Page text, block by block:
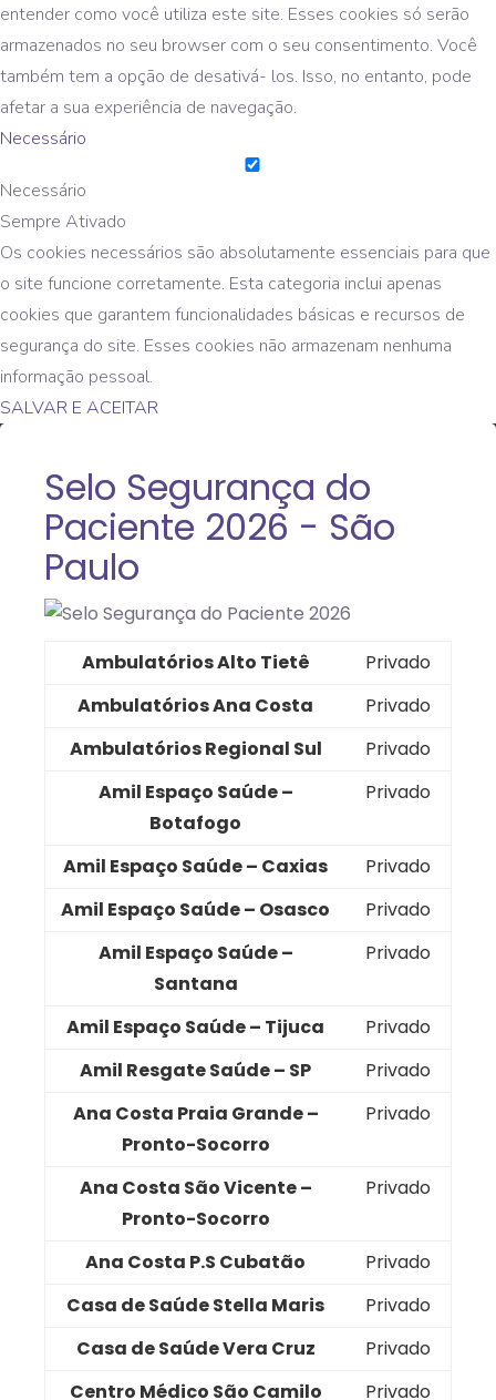
entender como você utiliza este site. Esses cookies só serão
armazenados no seu browser com o seu consentimento. Você
também tem a opção de desativá- los. Isso, no entanto, pode
afetar a sua experiência de navegação.
Necessário
Necessário
Sempre Ativado
Os cookies necessários são absolutamente essenciais para que
o site funcione corretamente. Esta categoria inclui apenas
cookies que garantem funcionalidades básicas e recursos de
segurança do site. Esses cookies não armazenam nenhuma
informação pessoal.
SALVAR E ACEITAR
Selo Segurança do
Paciente 2026 - São
Paulo
Ambulatórios Alto Tietê
Privado
Ambulatórios Ana Costa
Privado
Ambulatórios Regional Sul
Privado
Amil Espaço Saúde –
Botafogo
Privado
Amil Espaço Saúde – Caxias
Privado
Amil Espaço Saúde – Osasco
Privado
Amil Espaço Saúde –
Santana
Privado
Amil Espaço Saúde – Tijuca
Privado
Amil Resgate Saúde – SP
Privado
Ana Costa Praia Grande –
Pronto-Socorro
Privado
Ana Costa São Vicente –
Pronto-Socorro
Privado
Ana Costa P.S Cubatão
Privado
Casa de Saúde Stella Maris
Privado
Casa de Saúde Vera Cruz
Privado
Centro Médico São Camilo
Privado